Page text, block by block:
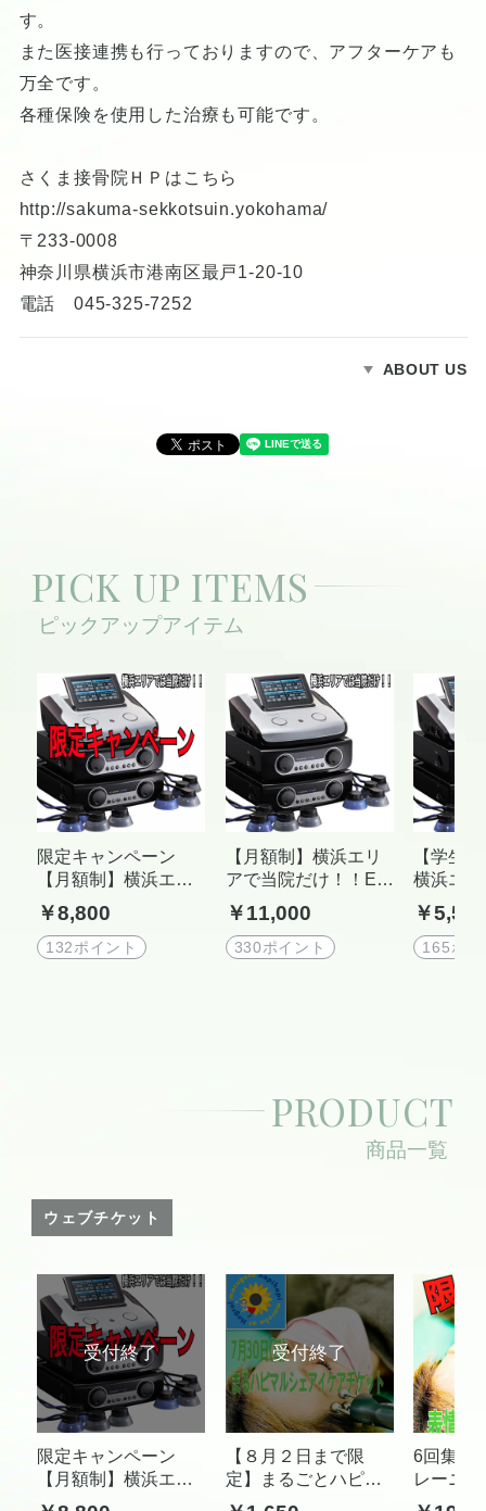
す。
また医接連携も行っておりますので、アフターケアも
万全です。
各種保険を使用した治療も可能です。
さくま接骨院ＨＰはこちら
http://sakuma-sekkotsuin.yokohama/
〒233-0008
神奈川県横浜市港南区最戸1-20-10
電話 045-325-7252
ABOUT US
PICK UP ITEMS
限定キャンペーン
【月額制】横浜エリ
アで当院だけ！！ES
8000特別電療チケッ
ト
￥8,800
132ポイント
【月額制】横浜エリ
アで当院だけ！！ES
8000特別電療チケッ
ト
￥11,000
330ポイント
【学生
横浜エ
け！！
療チケ
￥
165ポイ
PRODUCT
商品一覧
ウェブチケット
限定キャンペーン
【月額制】横浜エリ
アで当院だけ！！ES
【８月２日まで限
定】まるごとハピハ
ピマルシェ アイケ
6回集中
レーニ